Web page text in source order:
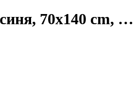
70x140 cm, …